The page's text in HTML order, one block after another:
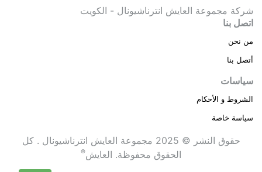
شركة مجموعة العايش انترناشيونال - الكويت
اتصل بنا
من نحن
أتصل بنا
سياسات
الشروط و الأحكام
سياسة خاصة
حقوق النشر © 2025 مجموعة العايش انترناشيونال . كل
الحقوق محفوظة. العايش®